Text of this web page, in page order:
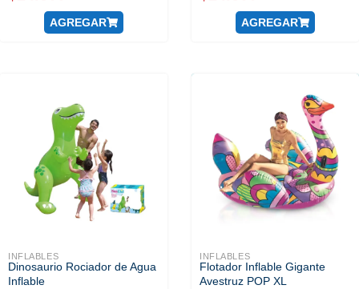
AGREGAR AGREGAR
INFLABLES
Dinosaurio Rociador de Agua
Inflable
INFLABLES
Flotador Inflable Gigante
Avestruz POP XL